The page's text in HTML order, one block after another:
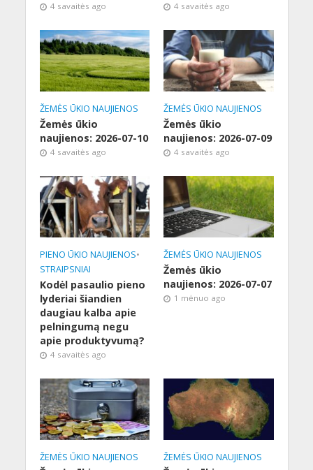
4 savaitės ago 4 savaitės ago
ŽEMĖS ŪKIO NAUJIENOS
Žemės ūkio
naujienos: 2026-07-10
4 savaitės ago
ŽEMĖS ŪKIO NAUJIENOS
Žemės ūkio
naujienos: 2026-07-09
4 savaitės ago
PIENO ŪKIO NAUJIENOS•
STRAIPSNIAI
Kodėl pasaulio pieno
lyderiai šiandien
daugiau kalba apie
pelningumą negu
apie produktyvumą?
4 savaitės ago
ŽEMĖS ŪKIO NAUJIENOS
Žemės ūkio
naujienos: 2026-07-07
1 mėnuo ago
ŽEMĖS ŪKIO NAUJIENOS ŽEMĖS ŪKIO NAUJIENOS